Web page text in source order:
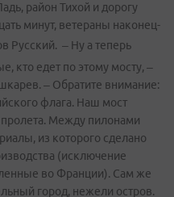
район Тихой и дорогу
минут, ветераны наконец­-
Русский. – Ну а теперь
кто едет по этому мосту, –
– Обратите внимание:
флага. Наш мост
Между пилонами
из которого сделано
(исключение
во Франции). Сам же
город, нежели остров.